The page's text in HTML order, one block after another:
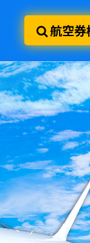
航空券